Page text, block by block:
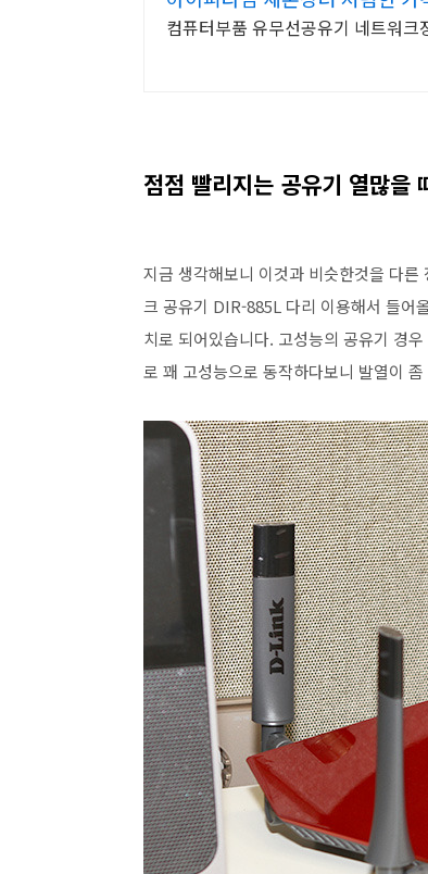
컴퓨터부품 유무선공유기 네트워크
점점 빨리지는 공유기 열많을
지금 생각해보니 이것과 비슷한것을 다
크 공유기 DIR-885L 다리 이용해서 들어
치로 되어있습니다. 고성능의 공유기 경
로 꽤 고성능으로 동작하다보니 발열이